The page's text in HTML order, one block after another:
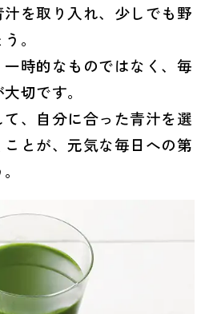
を取り入れ、少しでも野
。
時的なものではなく、毎
切です。
、自分に合った青汁を選
とが、元気な毎日への第